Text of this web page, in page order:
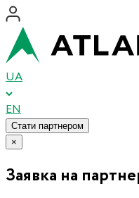
UA
EN
Стати партнером
×
Заявка на